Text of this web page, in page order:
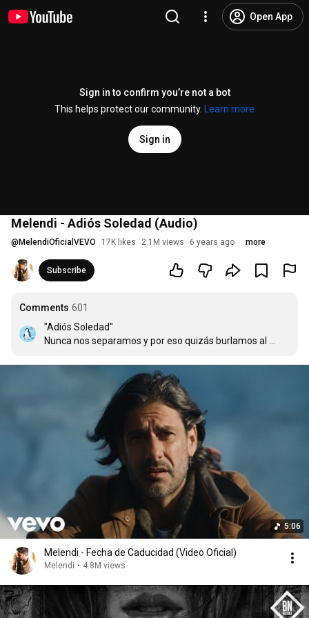
Open App
Sign in to confirm you’re not a bot
This helps protect our community.
Learn more
Sign in
Melendi - Adiós Soledad (Audio)
@ MelendiOficialVEVO 17K likes 2.1M views 6 years ago more
Subscribe
Comments 601
"Adiós Soledad"
Nunca nos separamos y por eso quizás burlamos al
Nunca nos pronunciamos las palabras de más en las
Nunca nos revelamos los secretos más profundos
Y nunca se acostaron sin besarse nuestros muslos
Aprendimos a reírnos de nuestrasmanías, aunque los
dos sabemos
Que son mucho peores las tuyas que las mías. ¡Dónde va
Rendirse nunca fue una opción, aunque la guerra fría
Dejara en nuestra habitación cierta melancolía
Y fuimos habitantes de todas las estaciones
Otoño yprimavera son, sin duda las mejores
Por qué lo llaman amor cuando quieren decir
no se besan más nuestros labios
Todos mis espejos reflejan poemas, aunque yo intente
5:06
Melendi - Fecha de Caducidad (Video Oficial)
Melendi • 4.8M views